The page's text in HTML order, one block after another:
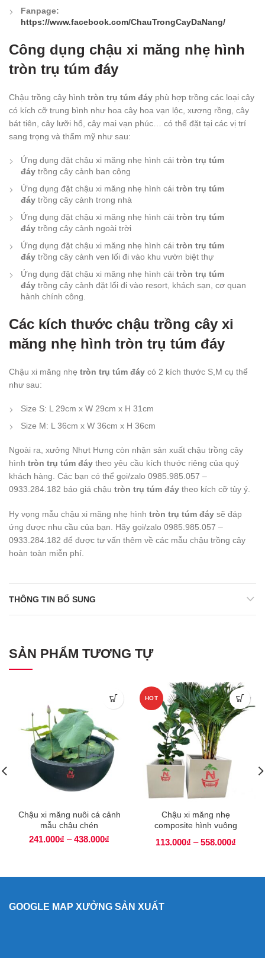
Fanpage:
https://www.facebook.com/ChauTrongCayDaNang/
Công dụng chậu xi măng nhẹ hình
tròn trụ túm đáy
Chậu trồng cây hình tròn trụ túm đáy phù hợp trồng các loại cây
có kích cỡ trung bình như hoa cây hoa vạn lộc, xương rồng, cây
bát tiên, cây lưỡi hổ, cây mai vạn phúc… có thể đặt tại các vị trí
sang trọng và thẩm mỹ như sau:
Ứng dụng đặt chậu xi măng nhẹ hình cái tròn trụ túm
đáy trồng cây cảnh ban công
Ứng dụng đặt chậu xi măng nhẹ hình cái tròn trụ túm
đáy trồng cây cảnh trong nhà
Ứng dụng đặt chậu xi măng nhẹ hình cái tròn trụ túm
đáy trồng cây cảnh ngoài trời
Ứng dụng đặt chậu xi măng nhẹ hình cái tròn trụ túm
đáy trồng cây cảnh ven lối đi vào khu vườn biệt thự
Ứng dụng đặt chậu xi măng nhẹ hình cái tròn trụ túm
đáy trồng cây cảnh đặt lối đi vào resort, khách sạn, cơ quan
hành chính công.
Các kích thước chậu trồng cây xi
măng nhẹ hình tròn trụ túm đáy
Chậu xi măng nhẹ tròn trụ túm đáy có 2 kích thước S,M cụ thể
như sau:
Size S: L 29cm x W 29cm x H 31cm
Size M: L 36cm x W 36cm x H 36cm
Ngoài ra, xưởng Nhựt Hưng còn nhận sản xuất chậu trồng cây
hình tròn trụ túm đáy theo yêu cầu kích thước riêng của quý
khách hàng. Các bạn có thể gọi/zalo 0985.985.057 –
0933.284.182 báo giá chậu tròn trụ túm đáy theo kích cỡ tùy ý.
Hy vọng mẫu chậu xi măng nhẹ hình tròn trụ túm đáy sẽ đáp
ứng được nhu cầu của bạn. Hãy gọi/zalo 0985.985.057 –
0933.284.182 để được tư vấn thêm về các mẫu chậu trồng cây
hoàn toàn miễn phí.
THÔNG TIN BỔ SUNG
SẢN PHẨM TƯƠNG TỰ
Chậu xi măng nuôi cá cảnh
mẫu chậu chén
241.000₫ –438.000₫
HOT
Chậu xi măng nhẹ
composite hình vuông
113.000₫ –558.000₫
GOOGLE MAP XƯỞNG SẢN XUẤT